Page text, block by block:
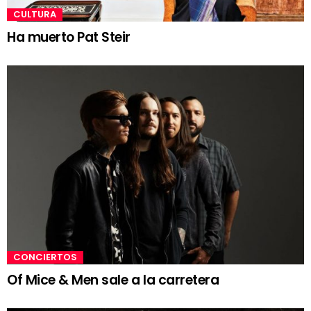
CULTURA
Ha muerto Pat Steir
CONCIERTOS
Of Mice & Men sale a la carretera